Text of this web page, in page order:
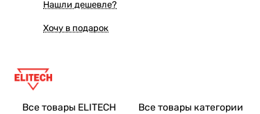
Нашли дешевле?
Хочу в подарок
Все товары ELITECH Все товары категории